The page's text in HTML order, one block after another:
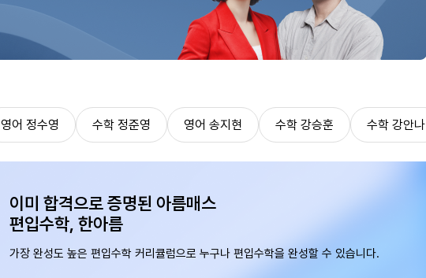
영어 정수영 수학 정준영 영어 송지현 수학 강승훈 수학 강안나
이미 합격으로 증명된 아름매스
편입수학, 한아름
가장 완성도 높은 편입수학 커리큘럼으로 누구나 편입수학을 완성할 수 있습니다.